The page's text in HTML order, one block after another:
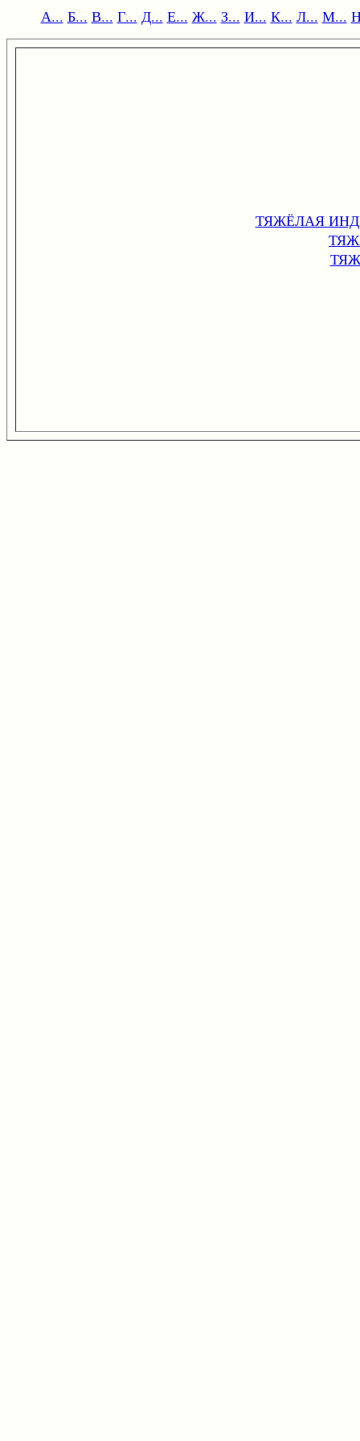
А... Б... В... Г... Д... Е... Ж... З... И... К... Л... М...
ТЯЖЁЛАЯ